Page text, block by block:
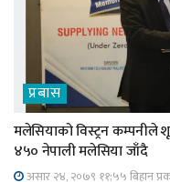
प्रबास
मलेसियाको विस्ट्रन कम्पनीले
४५० नेपाली मलेसिया जाँदै
असार २४, २०७९ ११;५५ बिहान